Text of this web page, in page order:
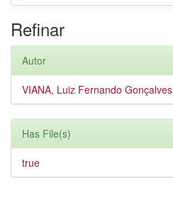
Refinar
Autor
VIANA, Luiz Fernando Gonçalves
Has File(s)
true